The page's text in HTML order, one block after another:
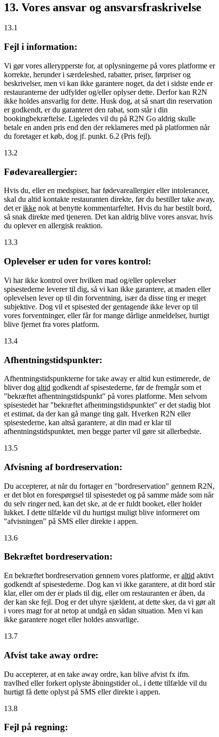
13. Vores ansvar og ansvarsfraskrivelse
13.1
Fejl i information:
Vi gør vores allerypperste for, at oplysningerne på vores platforme er
korrekte, herunder i særdeleshed, rabatter, priser, førpriser og
beskrivelser, men vi kan ikke garantere noget, da det i sidste ende er
restauranterne der udfylder og/eller oplyser dette. Derfor kan R2N
ikke holdes ansvarlig for dette. Husk dog, at så snart din reservation
er godkendt, er du garanteret den rabat, som står i din
bookingbekræftelse. Ligeledes vil du på R2N Go aldrig skulle
betale en anden pris end den der reklameres med på platformen når
du foretager et køb, dog jf. punkt. 6.2 (Pris fejl).
13.2
Fødevareallergier:
Hvis du, eller en medspiser, har fødevareallergier eller intolerancer,
skal du altid kontakte restauranten direkte, før du bestiller take away,
det erikke nok at benytte kommentarfeltet. Hvis du har bestilt bord,
så snak direkte med tjeneren. Det kan aldrig blive vores ansvar, hvis
du oplever en allergisk reaktion.
13.3
Oplevelser er uden for vores kontrol:
Vi har ikke kontrol over hvilken mad og/eller oplevelser
spisestederne leverer til dig, så vi kan ikke garantere, at maden eller
oplevelsen lever op til din forventning, især da disse ting er meget
subjektive. Dog vil et spisested der gentagende ikke lever op til
vores forventninger, eller får for mange dårlige anmeldelser, hurtigt
blive fjernet fra vores platform.
13.4
Afhentningstidspunkter:
Afhentningstidspunkterne for take away er altid kun estimerede, de
bliver dog altid godkendt af spisestederne, før de fremgår som et
"bekræftet afhentningstidspunkt" på vores platforme. Men selvom
spisestedet har "bekræftet afhentningstidspunktet" er det stadig blot
et estimat, da der kan gå mange ting galt. Hverken R2N eller
spisestederne, kan altså garantere, at din mad er klar til
afhentningstidspunktet, men begge parter vil gøre sit allerbedste.
13.5
Afvisning af bordreservation:
Du accepterer, at når du fortager en "bordreservation" gennem R2N,
er det blot en forespørgsel til spisestedet og på samme måde som når
du selv ringer ned, kan det ske, at de er fuldt booket, eller holder
lukket. I dette tilfælde vil du hurtigst muligt blive informeret om
"afvisningen" på SMS eller direkte i appen.
13.6
Bekræftet bordreservation:
En bekræftet bordreservation gennem vores platforme, eraltid aktivt
godkendt af spisestederne. Dog kan vi ikke garantere, at dit bord står
klar, eller om der er plads til dig, eller om restauranten er åben, da
der kan ske fejl. Dog er det uhyre sjældent, at dette sker, da vi gør alt
i vores magt for at netop at undgå en sådan situation. Men vi kan
ikke garantere noget eller holdes ansvarlige.
13.7
Afvist take away ordre:
Du accepterer, at en take away ordre, kan blive afvist fx ifm.
travlhed eller forkert oplyste åbningstider ol., i dette tilfælde vil du
hurtigt få dette oplyst på SMS eller direkte i appen.
13.8
Fejl på regning: